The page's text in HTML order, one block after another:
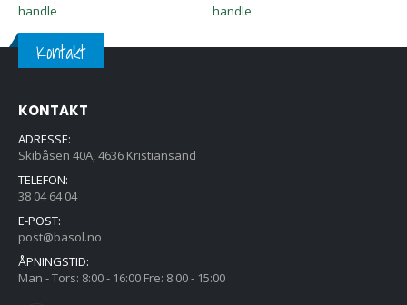
handle
handle
Kontakt
KONTAKT
ADRESSE:
Skibåsen 40A, 4636 Kristiansand
TELEFON:
38 04 64 04
E-POST:
post@basol.no
ÅPNINGSTID:
Man - Tors: 8:00 - 16:00 Fre: 8:00 - 15:00